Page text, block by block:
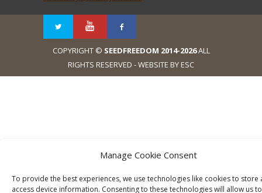
Manage Cookie Consent
To provide the best experiences, we use technologies like cookies to store
access device information. Consenting to these technologies will allow us to
COPYRIGHT © SEEDFREEDOM 2014-2026ALL
RIGHTS RESERVED - WEBSITE BY ESC